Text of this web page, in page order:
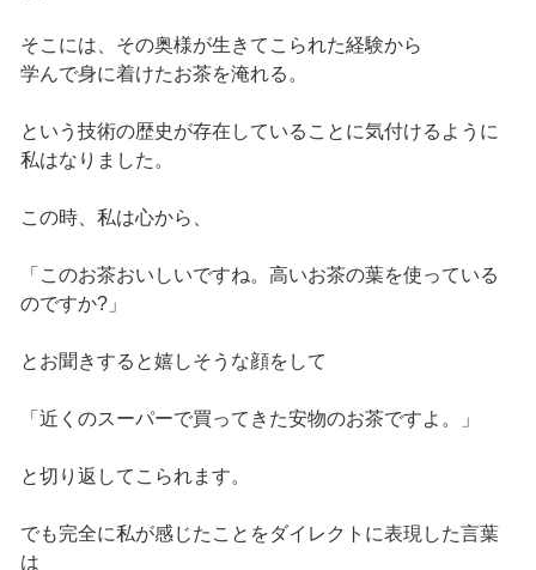
そこには、その奥様が生きてこられた経験から
学んで身に着けたお茶を淹れる。
という技術の歴史が存在していることに気付けるように
私はなりました。
この時、私は心から、
「このお茶おいしいですね。高いお茶の葉を使っている
のですか?」
とお聞きすると嬉しそうな顔をして
「近くのスーパーで買ってきた安物のお茶ですよ。」
と切り返してこられます。
でも完全に私が感じたことをダイレクトに表現した言葉
は